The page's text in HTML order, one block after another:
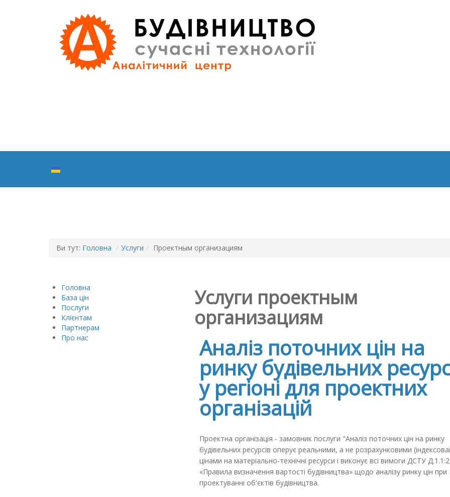
Ви тут: Головна / Услуги / Проектным организациям
Услуги проектным
организациям
Аналіз поточних цін на
ринку будівельних
у регіоні для проектних
організацій
Проектна організація - замовник послуги "Аналіз поточних цін на ринку
будівельних ресурсів оперує реальними, а не розрахунковими
цінами на матеріально-технічні ресурси і виконує всі вимоги ДСТУ
«Правила визначення вартості будівництва» щодо аналізу ринку цін при
проектуванні об'єктів будівництва.
Головна
База цін
Послуги
Клієнтам
Партнерам
Про нас